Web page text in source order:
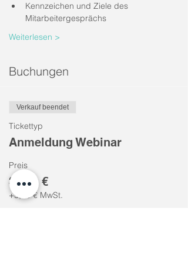
Kennzeichen und Ziele des
Mitarbeitergesprächs
Weiterlesen >
Buchungen
Verkauf beendet
Tickettyp
Anmeldung Webinar
Preis
30,00 €
+5,70 € MwSt.